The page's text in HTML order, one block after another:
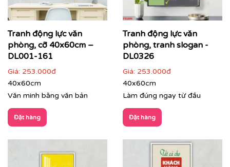
Tranh động lực văn
phòng, cỡ 40x60cm –
DL001-161
Giá: 253.000đ
40x60cm
Văn minh bằng văn bản
Đặt hàng
Tranh động lực văn
phòng, tranh slogan -
DL0326
Giá: 253.000đ
40x60cm
Làm đúng ngay từ đầu
Đặt hàng